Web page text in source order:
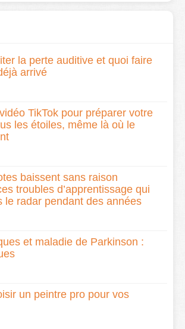
la perte auditive et quoi faire
arrivé
TikTok pour préparer votre
les étoiles, même là où le
baissent sans raison
troubles d’apprentissage qui
le radar pendant des années
et maladie de Parkinson :
un peintre pro pour vos